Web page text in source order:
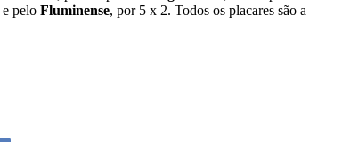
pelo Fluminense, por 5 x 2. Todos os placares são a